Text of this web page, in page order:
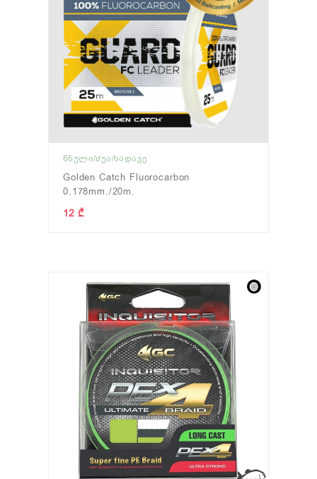
ᲬᲜᲣᲚᲘ/ᲫᲣᲐ/ᲡᲐᲓᲐᲕᲔ
Golden Catch Fluorocarbon
0.178mm./20m.
12 ₾